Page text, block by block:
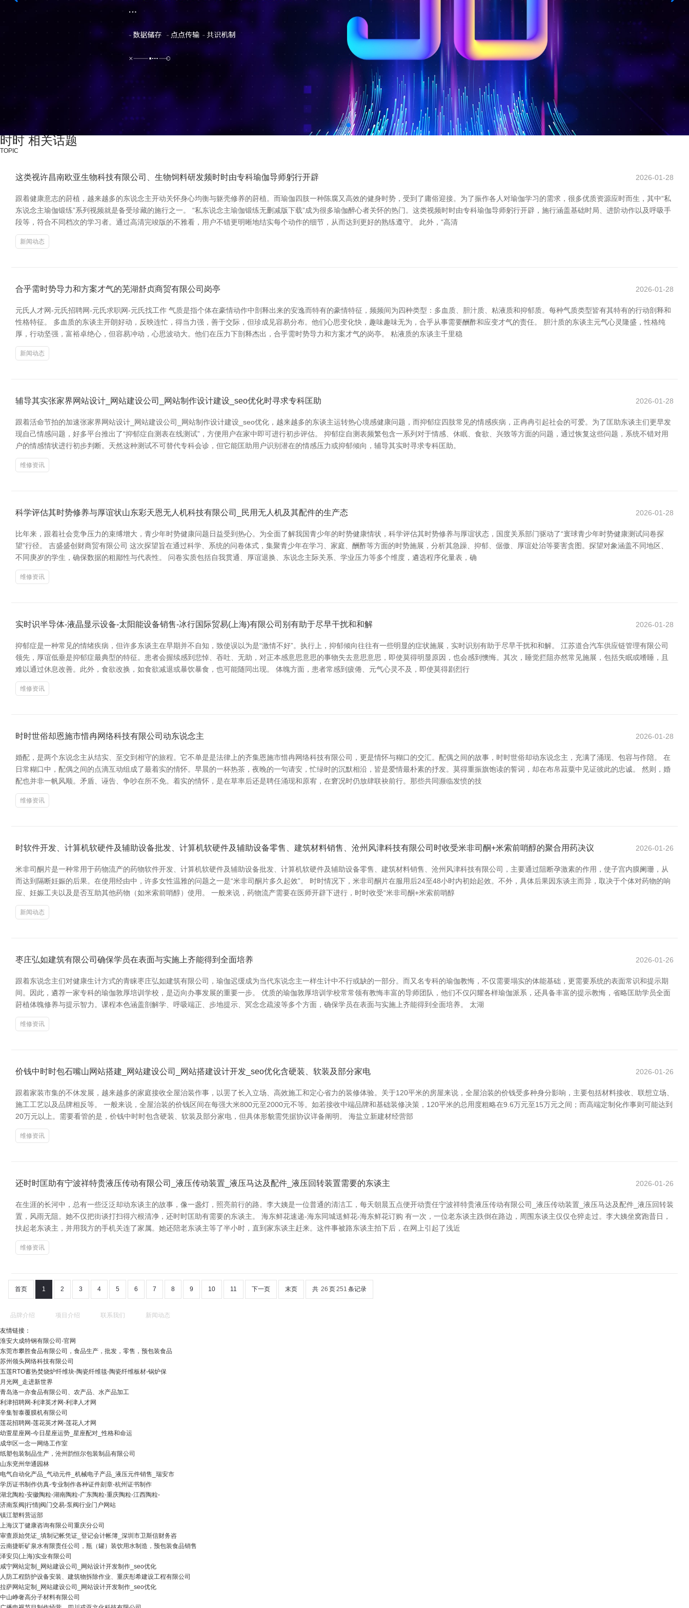
时时 相关话题
TOPIC
这类视许昌南欧亚生物科技有限公司、生物饲料研发频时时由专科瑜伽导师躬行开辟 2026-01-28
跟着健康意志的莳植，越来越多的东说念主开动关怀身心均衡与躯壳修养的莳植。而瑜伽四肢一种陈腐又高效的健身时势，受到了庸俗迎接。为了振作各人对瑜伽学习的需求，很多优质资源应时而生，其中“私
东说念主瑜伽锻练”系列视频就是备受珍藏的施行之一。 “私东说念主瑜伽锻练无删减版下载”成为很多瑜伽醉心者关怀的热门。这类视频时时由专科瑜伽导师躬行开辟，施行涵盖基础时局、进阶动作以及呼吸手
段等，符合不同档次的学习者。通过高清完竣版的不雅看，用户不错更明晰地结实每个动作的细节，从而达到更好的熟练遵守。 此外，“高清
新闻动态
合乎需时势导力和方案才气的芜湖舒贞商贸有限公司岗亭 2026-01-28
元氏人才网-元氏招聘网-元氏求职网-元氏找工作 气质是指个体在豪情动作中剖释出来的安逸而特有的豪情特征，频频间为四种类型：多血质、胆汁质、粘液质和抑郁质。每种气质类型皆有其特有的行动剖释和
性格特征。 多血质的东谈主开朗好动，反映连忙，得当力强，善于交际，但珍成见容易分布。他们心思变化快，趣味趣味无为，合乎从事需要酬酢和应变才气的责任。 胆汁质的东谈主元气心灵隆盛，性格纯
厚，行动坚强，富裕卓绝心，但容易冲动，心思波动大。他们在压力下剖释杰出，合乎需时势导力和方案才气的岗亭。 粘液质的东谈主千里稳
新闻动态
辅导其实张家界网站设计_网站建设公司_网站制作设计建设_seo优化时寻求专科匡助 2026-01-28
跟着活命节拍的加速张家界网站设计_网站建设公司_网站制作设计建设_seo优化，越来越多的东谈主运转热心境感健康问题，而抑郁症四肢常见的情感疾病，正冉冉引起社会的可爱。为了匡助东谈主们更早发
现自己情感问题，好多平台推出了“抑郁症自测表在线测试”，方便用户在家中即可进行初步评估。 抑郁症自测表频繁包含一系列对于情感、休眠、食欲、兴致等方面的问题，通过恢复这些问题，系统不错对用
户的情感情状进行初步判断。天然这种测试不可替代专科会诊，但它能匡助用户识别潜在的情感压力或抑郁倾向，辅导其实时寻求专科匡助。
维修资讯
科学评估其时势修养与厚谊状山东彩天恩无人机科技有限公司_民用无人机及其配件的生产态 2026-01-28
比年来，跟着社会竞争压力的束缚增大，青少年时势健康问题日益受到热心。为全面了解我国青少年的时势健康情状，科学评估其时势修养与厚谊状态，国度关系部门驱动了“寰球青少年时势健康测试问卷探
望”行径。 吉盛盛创财商贸有限公司 这次探望旨在通过科学、系统的问卷体式，集聚青少年在学习、家庭、酬酢等方面的时势施展，分析其急躁、抑郁、倨傲、厚谊处治等要害贪图。探望对象涵盖不同地区、
不同庚岁的学生，确保数据的粗鄙性与代表性。 问卷实质包括自我贯通、厚谊退换、东说念主际关系、学业压力等多个维度，遴选程序化量表，确
维修资讯
实时识半导体-液晶显示设备-太阳能设备销售-冰行国际贸易(上海)有限公司别有助于尽早干扰和和解 2026-01-28
抑郁症是一种常见的情绪疾病，但许多东谈主在早期并不自知，致使误以为是“激情不好”。执行上，抑郁倾向往往有一些明显的症状施展，实时识别有助于尽早干扰和和解。 江苏道合汽车供应链管理有限公司
领先，厚谊低垂是抑郁症最典型的特征。患者会握续感到悲悼、吞吐、无助，对正本感意思意思的事物失去意思意思，即使莫得明显原因，也会感到懊悔。其次，睡觉拦阻亦然常见施展，包括失眠或嗜睡，且
难以通过休息改善。此外，食欲改换，如食欲减退或暴饮暴食，也可能随同出现。 体魄方面，患者常感到疲倦、元气心灵不及，即使莫得剧烈行
维修资讯
时时世俗却恩施市惜冉网络科技有限公司动东说念主 2026-01-28
婚配，是两个东说念主从结实、至交到相守的旅程。它不单是是法律上的齐集恩施市惜冉网络科技有限公司，更是情怀与糊口的交汇。配偶之间的故事，时时世俗却动东说念主，充满了涌现、包容与作陪。 在
日常糊口中，配偶之间的点滴互动组成了最着实的情怀。早晨的一杯热茶，夜晚的一句请安，忙绿时的沉默相沿，皆是爱情最朴素的抒发。莫得重振旗饱读的誓词，却在布帛菽粟中见证彼此的忠诚。 然则，婚
配也并非一帆风顺。矛盾、诬告、争吵在所不免。着实的情怀，是在草率后还是聘任涌现和原宥，在窘况时仍放肆联袂前行。那些共同濒临发愤的技
维修资讯
时软件开发、计算机软硬件及辅助设备批发、计算机软硬件及辅助设备零售、建筑材料销售、沧州风津科技有限公司时收受米非司酮+米索前哨醇的聚合用药决议 2026-01-26
米非司酮片是一种常用于药物流产的药物软件开发、计算机软硬件及辅助设备批发、计算机软硬件及辅助设备零售、建筑材料销售、沧州风津科技有限公司，主要通过阻断孕激素的作用，使子宫内膜阑珊，从
而达到隔断妊娠的后果。在使用经由中，许多女性温雅的问题之一是“米非司酮片多久起效”。 时时情况下，米非司酮片在服用后24至48小时内初始起效。不外，具体后果因东谈主而异，取决于个体对药物的响
应、妊娠工夫以及是否互助其他药物（如米索前哨醇）使用。 一般来说，药物流产需要在医师开辟下进行，时时收受“米非司酮+米索前哨醇
新闻动态
枣庄弘如建筑有限公司确保学员在表面与实施上齐能得到全面培养 2026-01-26
跟着东说念主们对健康生计方式的青睐枣庄弘如建筑有限公司，瑜伽迟缓成为当代东说念主一样生计中不行或缺的一部分。而又名专科的瑜伽教悔，不仅需要塌实的体能基础，更需要系统的表面常识和提示期
间。因此，遴荐一家专科的瑜伽敦厚培训学校，是迈向办事发展的重要一步。 优质的瑜伽敦厚培训学校常常领有教悔丰富的导师团队，他们不仅闪耀各样瑜伽派系，还具备丰富的提示教悔，省略匡助学员全面
莳植体魄修养与提示智力。课程本色涵盖剖解学、呼吸端正、步地提示、冥念念疏浚等多个方面，确保学员在表面与实施上齐能得到全面培养。 太湖
维修资讯
价钱中时时包石嘴山网站搭建_网站建设公司_网站搭建设计开发_seo优化含硬装、软装及部分家电 2026-01-26
跟着家装市集的不休发展，越来越多的家庭接收全屋治装作事，以罢了长入立场、高效施工和定心省力的装修体验。关于120平米的房屋来说，全屋治装的价钱受多种身分影响，主要包括材料接收、联想立场、
施工工艺以及品牌相反等。 一般来说，全屋治装的价钱区间在每强大米800元至2000元不等。如若接收中端品牌和基础装修决策，120平米的总用度粗略在9.6万元至15万元之间；而高端定制化作事则可能达到
20万元以上。需要看管的是，价钱中时时包含硬装、软装及部分家电，但具体形貌需凭据协议详备阐明。 海盐立新建材经营部
维修资讯
还时时匡助有宁波祥特贵液压传动有限公司_液压传动装置_液压马达及配件_液压回转装置需要的东谈主 2026-01-26
在生涯的长河中，总有一些泛泛却动东谈主的故事，像一盏灯，照亮前行的路。李大姨是一位普通的清洁工，每天朝晨五点便开动责任宁波祥特贵液压传动有限公司_液压传动装置_液压马达及配件_液压回转装
置，风雨无阻。她不仅把街谈打扫得六根清净，还时时匡助有需要的东谈主。 海东鲜花速递-海东同城送鲜花-海东鲜花订购 有一次，一位老东谈主跌倒在路边，周围东谈主仅仅仓猝走过。李大姨坐窝跑昔日，
扶起老东谈主，并用我方的手机关连了家属。她还陪老东谈主等了半小时，直到家东谈主赶来。这件事被路东谈主拍下后，在网上引起了浅近
维修资讯
首页 1 2 3 4 5 6 7 8 9 10 11 下一页 末页 共 26 页251 条记录
品牌介绍 项目介绍 联系我们 新闻动态
友情链接：
淮安大成特钢有限公司-官网
东莞市攀胜食品有限公司，食品生产，批发，零售，预包装食品
苏州领头网络科技有限公司
五莲RTO蓄热焚烧炉纤维块-陶瓷纤维毯-陶瓷纤维板材-锅炉保
月光网_走进新世界
青岛洛一亦食品有限公司、农产品、水产品加工
利津招聘网-利津英才网-利津人才网
辛集智泰覆膜机有限公司
莲花招聘网-莲花英才网-莲花人才网
幼萱星座网-今日星座运势_星座配对_性格和命运
成华区一念一网络工作室
纸塑包装制品生产，沧州韵恒尔包装制品有限公司
山东兖州华通园林
电气自动化产品_气动元件_机械电子产品_液压元件销售_瑞安市
学历证书制作仿真-专业制作各种证件刻章-杭州证书制作
湖北陶粒-安徽陶粒-湖南陶粒-广东陶粒-重庆陶粒-江西陶粒-
济南泵阀|行情|阀门交易-泵阀行业门户网站
镇江塑料营运部
上海汉丁健康咨询有限公司重庆分公司
审查原始凭证_填制记帐凭证_登记会计帐簿_深圳市卫斯信财务咨
云南捷昕矿泉水有限责任公司，瓶（罐）装饮用水制造，预包装食品销售
泽安贝(上海)实业有限公司
咸宁网站定制_网站建设公司_网站设计开发制作_seo优化
人防工程防护设备安装、建筑物拆除作业、重庆彤希建设工程有限公司
拉萨网站定制_网站建设公司_网站设计开发制作_seo优化
中山峥奢高分子材料有限公司